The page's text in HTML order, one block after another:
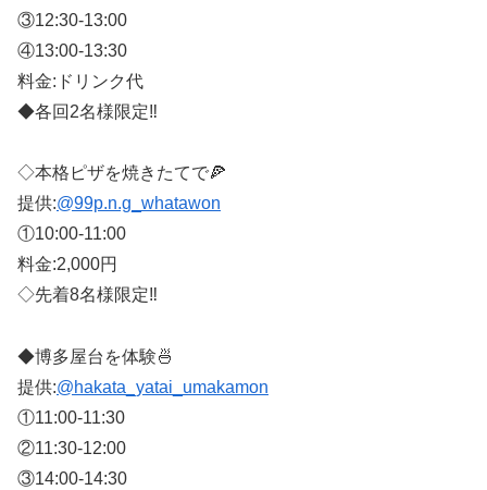
③12:30-13:00
④13:00-13:30
料金:ドリンク代
◆各回2名様限定‼︎
◇本格ピザを焼きたてで🍕
提供:@99p.n.g_whatawon
①10:00-11:00
料金:2,000円
◇先着8名様限定‼︎
◆博多屋台を体験🍜
提供:@hakata_yatai_umakamon
①11:00-11:30
②11:30-12:00
③14:00-14:30